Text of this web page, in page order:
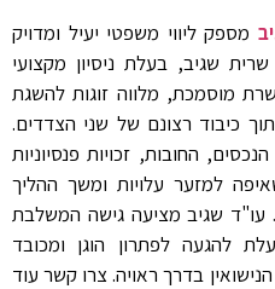
מספק ליווי משפטי יעיל ומדויק
שגיב, בעלת ניסיון מקצועי
מוסמכת, מלווה זוגות להשגת
כיבוד רצונם של שני הצדדים.
החובות, זכויות פנסיוניות
למזער עלויות ומשך ההליך
שגיב מציעה גישה המשלבת
להגעה לפתרון הוגן ומכובד
בדרך ראויה. צרו קשר עוד